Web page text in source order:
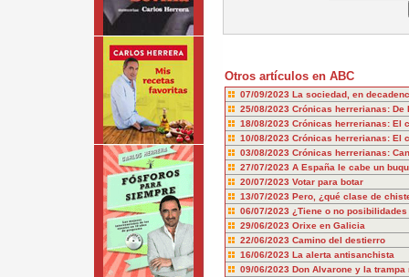
Otros artículos en ABC
07/09/2023 La sociedad, en
25/08/2023 Crónicas herrerianas: De
18/08/2023 Crónicas herrerianas: El
10/08/2023 Crónicas herrerianas: El
03/08/2023 Crónicas herrerianas:
27/07/2023 A España le cabe un
20/07/2023 Votar para botar
13/07/2023 Pero, ¿qué clase de
06/07/2023 ¿Tiene o no posibilidades
29/06/2023 Orixe en Galicia
22/06/2023 Camino del destierro
16/06/2023 La alerta antisanchista
09/06/2023 Don Alvarone y la trampa